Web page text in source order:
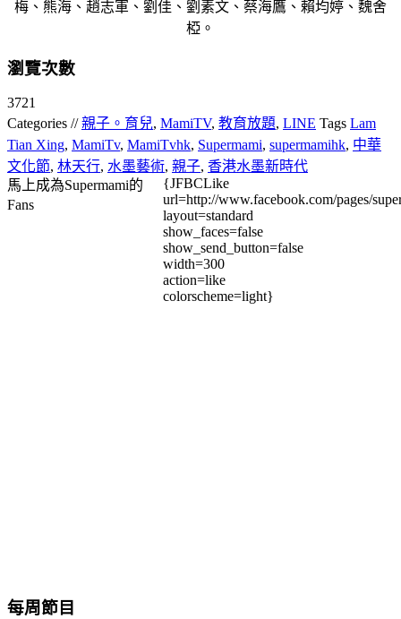
梅、熊海、趙志軍、劉佳、劉素文、蔡海鷹、賴均婷、魏舍
椏。
瀏覽次數
3721
Categories //親子。育兒, MamiTV, 教育放題, LINE Tags Lam
Tian Xing, MamiTv, MamiTvhk, Supermami, supermamihk, 中華
文化節, 林天行, 水墨藝術, 親子, 香港水墨新時代
馬上成為Supermami的
Fans
{JFBCLike
url=http://www.facebook.com/pages/
layout=standard
show_faces=false
show_send_button=false
width=300
action=like
colorscheme=light}
每周節目